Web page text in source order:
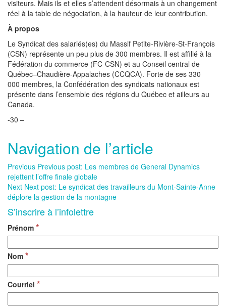
visiteurs. Mais ils et elles s’attendent désormais à un changement
réel à la table de négociation, à la hauteur de leur contribution.
À propos
Le Syndicat des salariés(es) du Massif Petite-Rivière-St-François
(CSN) représente un peu plus de 300 membres. Il est affilié à la
Fédération du commerce (FC-CSN) et au Conseil central de
Québec–Chaudière-Appalaches (CCQCA). Forte de ses 330
000 membres, la Confédération des syndicats nationaux est
présente dans l’ensemble des régions du Québec et ailleurs au
Canada.
-30 –
Navigation de l’article
Previous Previous post: Les membres de General Dynamics
rejettent l’offre finale globale
Next Next post: Le syndicat des travailleurs du Mont-Sainte-Anne
déplore la gestion de la montagne
S’inscrire à l’infolettre
Prénom *
Nom *
Courriel *